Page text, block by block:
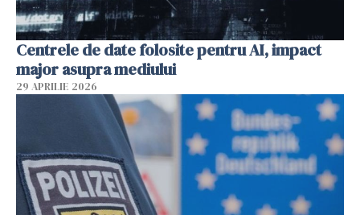
Centrele de date folosite pentru AI, impact
major asupra mediului
29 APRILIE 2026